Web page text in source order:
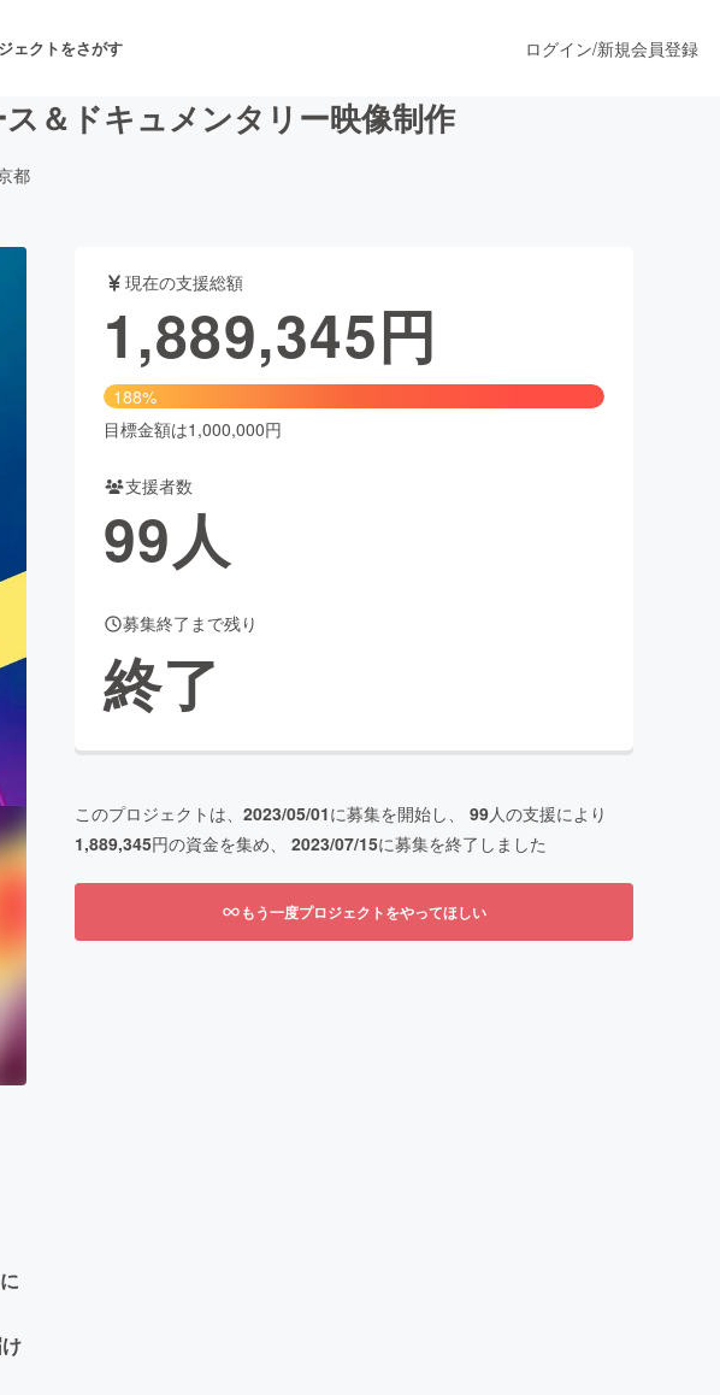
ェクトをさがす
舞台・パフォーマンス
ファッション
ビューティー・ヘルスケア
Creation
ミュニティ
ログイン/新規会員登録
＆ドキュメンタリー映像制作
都
現在の支援総額
1,889,345円
188%
目標金額は1,000,000円
支援者数
99人
募集終了まで残り
終了
このプロジェクトは、 2023/05/01に募集を開始し、 99人の支援により
1,889,345円の資金を集め、 2023/07/15に募集を終了しました
もう一度プロジェクトをやってほしい